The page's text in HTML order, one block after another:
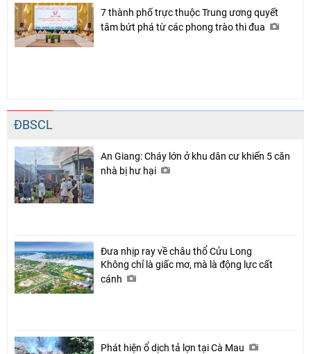
7 thành phố trực thuộc Trung ương quyết
tâm bứt phá từ các phong trào thi đua
ĐBSCL
An Giang: Cháy lớn ở khu dân cư khiến 5 căn
nhà bị hư hại
Đưa nhịp ray về châu thổ Cửu Long
Không chỉ là giấc mơ, mà là động lực cất
cánh
Phát hiện ổ dịch tả lợn tại Cà Mau